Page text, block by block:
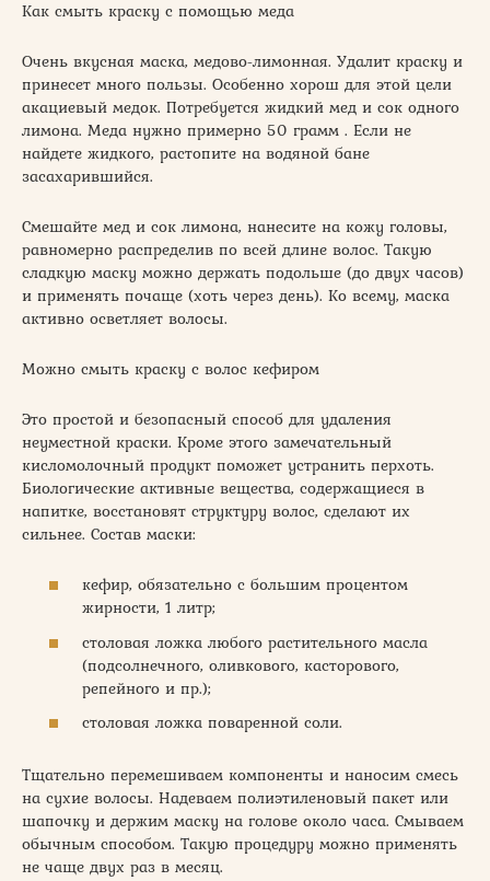
Как смыть краску с помощью меда
Очень вкусная маска, медово-лимонная. Удалит краску и
принесет много пользы. Особенно хорош для этой цели
акациевый медок. Потребуется жидкий мед и сок одного
лимона. Меда нужно примерно 50 грамм . Если не
найдете жидкого, растопите на водяной бане
засахарившийся.
Смешайте мед и сок лимона, нанесите на кожу головы,
равномерно распределив по всей длине волос. Такую
сладкую маску можно держать подольше (до двух часов)
и применять почаще (хоть через день). Ко всему, маска
активно осветляет волосы.
Можно смыть краску с волос кефиром
Это простой и безопасный способ для удаления
неуместной краски. Кроме этого замечательный
кисломолочный продукт поможет устранить перхоть.
Биологические активные вещества, содержащиеся в
напитке, восстановят структуру волос, сделают их
сильнее. Состав маски:
кефир, обязательно с большим процентом
жирности, 1 литр;
столовая ложка любого растительного масла
(подсолнечного, оливкового, касторового,
репейного и пр.);
столовая ложка поваренной соли.
Тщательно перемешиваем компоненты и наносим смесь
на сухие волосы. Надеваем полиэтиленовый пакет или
шапочку и держим маску на голове около часа. Смываем
обычным способом. Такую процедуру можно применять
не чаще двух раз в месяц.